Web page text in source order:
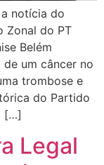
notícia do
Zonal do PT
Belém
um câncer no
trombose e
do Partido
[…]
Legal